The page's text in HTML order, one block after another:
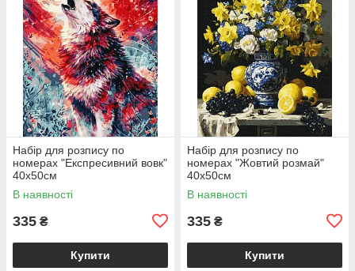
Набір для розпису по
номерах "Експресивний вовк"
40х50см
В наявності
335 ₴
Купити
Набір для розпису по
номерах "Жовтий розмай"
40х50см
В наявності
335 ₴
Купити